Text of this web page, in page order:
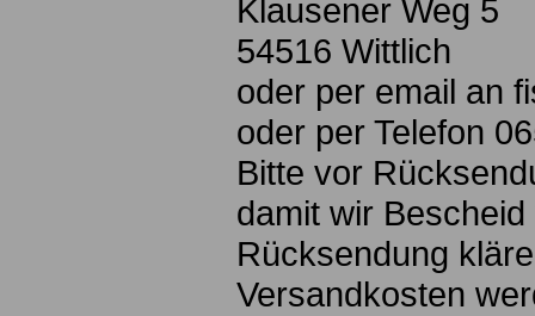
Klausener Weg 5
54516 Wittlich
oder per email an
oder per Telefon
Bitte vor
damit wir
Rücksendung
Versandkosten